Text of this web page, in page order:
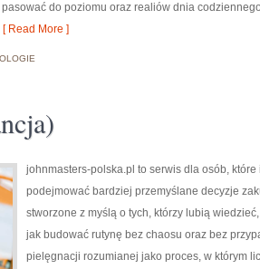
do poziomu oraz realiów dnia
[ Read More ]
johnmasters-polska.pl to serwis dla osób,
podejmować bardziej przemyślane decyzje
stworzone z myślą o tych, którzy lubią
jak budować rutynę bez chaosu oraz bez
pielęgnacji rozumianej jako proces, w którym